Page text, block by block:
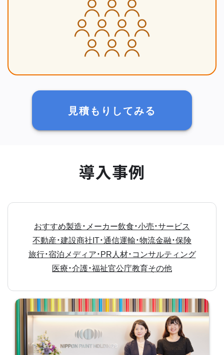
見積もりしてみる
導入事例
おすすめ製造・メーカー飲食・小売・サービス
不動産・建設商社IT・通信運輸・物流金融・保険
旅行・宿泊 メディア・PR人材・コンサルティング
医療・介護・福祉官公庁教育その他